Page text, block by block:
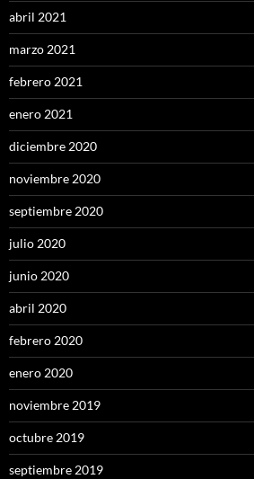
abril 2021
marzo 2021
febrero 2021
enero 2021
diciembre 2020
noviembre 2020
septiembre 2020
julio 2020
junio 2020
abril 2020
febrero 2020
enero 2020
noviembre 2019
octubre 2019
septiembre 2019